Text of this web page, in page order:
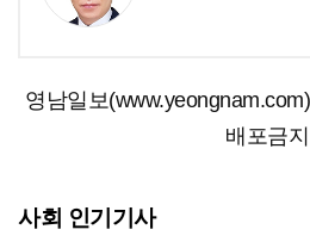
영남일보
배포금지
사회 인기기사